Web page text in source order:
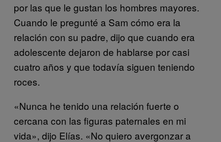
por las que le gustan los hombres mayores.
Cuando le pregunté a Sam cómo era la
relación con su padre, dijo que cuando era
adolescente dejaron de hablarse por casi
cuatro años y que todavía siguen teniendo
roces.
«Nunca he tenido una relación fuerte o
cercana con las figuras paternales en mi
vida», dijo Elías. «No quiero avergonzar a